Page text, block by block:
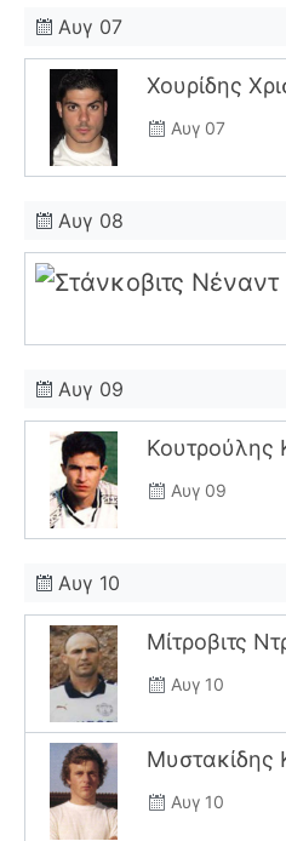
Αυγ 07
Χουρίδης
Αυγ 07
Αυγ 08
Αυγ 09
Κουτρούλης
Αυγ 09
Αυγ 10
Μίτροβιτς
Αυγ 10
Μυστακίδης
Αυγ 10